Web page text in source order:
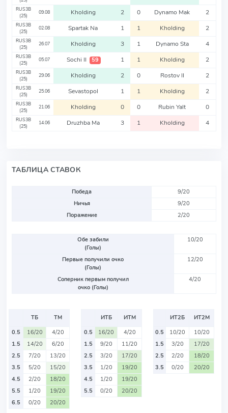
RUS3B
(25)
09.08 Kholding 2 0 Dynamo Mak 2
RUS3B
(25)
02.08 Spartak Na 1 1 Kholding 2
RUS3B
(25)
26.07 Kholding 3 1 Dynamo Sta 4
RUS3B
(25)
05.07 Sochi II 59 1 1 Kholding 2
RUS3B
(25)
29.06 Kholding 2 0 Rostov II 2
RUS3B
(25)
25.06 Sevastopol 1 1 Kholding 2
RUS3B
(25)
21.06 Kholding 0 0 Rubin Yalt 0
RUS3B
(25)
14.06 Druzhba Ma 3 1 Kholding 4
ТАБЛИЦА СТАВОК
Победа
9/20
Ничья
9/20
Поражение
2/20
Обе забили
(Голы)
10/20
Первые получили очко
(Голы)
12/20
Соперник первым получил
очко (Голы)
4/20
ТБ
ТМ
0.5
16/20
4/20
1.5
14/20
6/20
2.5
7/20
13/20
3.5
5/20
15/20
4.5
2/20
18/20
5.5
1/20
19/20
6.5
0/20 20/20
ИТБ
ИТМ
0.5
16/20
4/20
1.5
9/20
11/20
2.5
3/20
17/20
3.5
1/20
19/20
4.5
1/20
19/20
5.5
0/20 20/20
ИТ2Б
ИТ2М
0.5
10/20
10/20
1.5
3/20
17/20
2.5
2/20
18/20
3.5
0/20 20/20